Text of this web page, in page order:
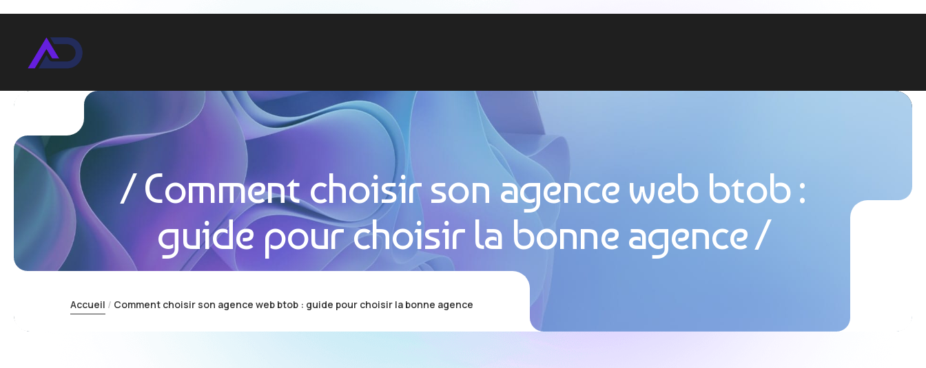
Comment choisir son agence web btob :
guide pour choisir la bonne agence
Accueil Comment choisir son agence web btob : guide pour choisir la bonne agence